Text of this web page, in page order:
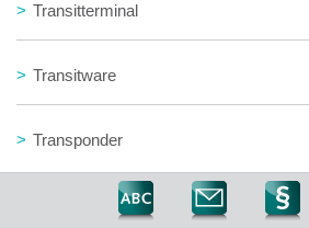
> Transitterminal
> Transitware
> Transponder